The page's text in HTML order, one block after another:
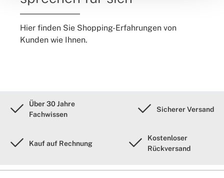
Hier finden Sie Shopping-Erfahrungen von
Kunden wie Ihnen.
Über 30 Jahre
Fachwissen
Sicherer Versand
Kauf auf Rechnung
Kostenloser
Rückversand